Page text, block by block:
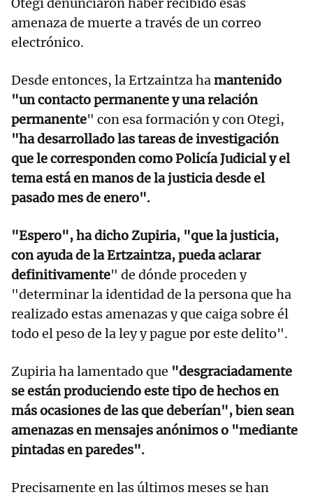
amenaza de muerte a través de un correo
electrónico.
Desde entonces, la Ertzaintza hamantenido
"un contacto permanente y una relación
permanente" con esa formación y con Otegi,
"ha desarrollado las tareas de investigación
que le corresponden como Policía Judicial y el
tema está en manos de la justicia desde el
pasado mes de enero".
"Espero", ha dicho Zupiria, "que la justicia,
con ayuda de la Ertzaintza, pueda aclarar
definitivamente" de dónde proceden y
"determinar la identidad de la persona que ha
realizado estas amenazas y que caiga sobre él
todo el peso de la ley y pague por este delito".
Zupiria ha lamentado que "desgraciadamente
se están produciendo este tipo de hechos en
más ocasiones de las que deberían", bien sean
amenazas en mensajes anónimos o "mediante
pintadas en paredes".
Precisamente en las últimos meses se han